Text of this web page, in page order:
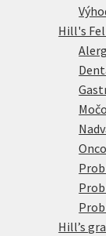
Hill's
Hill’s